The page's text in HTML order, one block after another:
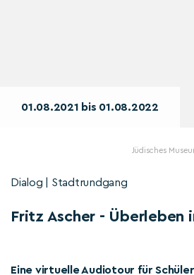
01.08.2021 bis 01.08.2022
Jüdisches
Dialog | Stadtrundgang
Fritz Ascher - Überleben
Eine virtuelle Audiotour für